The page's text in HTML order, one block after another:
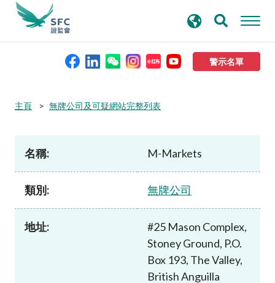
警示名單
本會簡介
規則及標準
資料庫
尋
主頁 無牌公司及可疑網站完整列表
名稱: M-Markets
類別: 無牌公司
地址:
#25 Mason Complex,
Stoney Ground, P.O.
Box 193, The Valley,
British Anguilla